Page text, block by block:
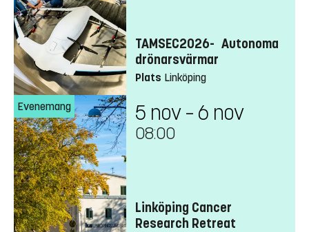
TAMSEC2026- Autonoma
drönarsvärmar
Plats Linköping
Evenemang 5 nov – 6 nov
08:00
Linköping Cancer
Research Retreat